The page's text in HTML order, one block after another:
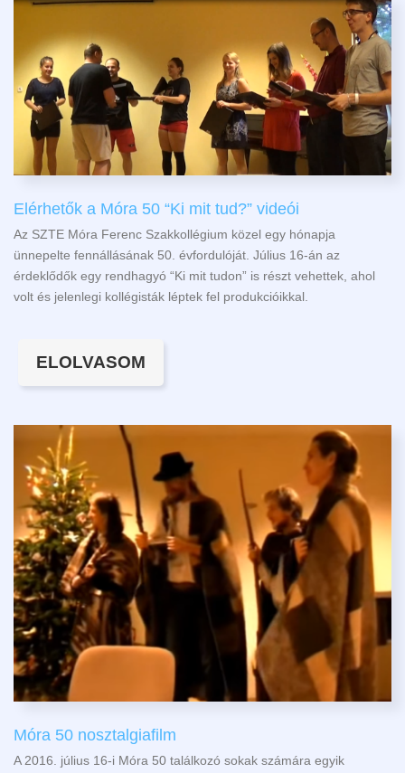
Elérhetők a Móra 50 “Ki mit tud?” videói
Az SZTE Móra Ferenc Szakkollégium közel egy hónapja
ünnepelte fennállásának 50. évfordulóját. Július 16-án az
érdeklődők egy rendhagyó “Ki mit tudon” is részt vehettek, ahol
volt és jelenlegi kollégisták léptek fel produkcióikkal.
ELOLVASOM
Móra 50 nosztalgiafilm
A 2016. július 16-i Móra 50 találkozó sokak számára egyik